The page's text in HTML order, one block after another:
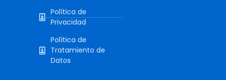
Política de
Privacidad
Política de
Tratamiento de
Datos